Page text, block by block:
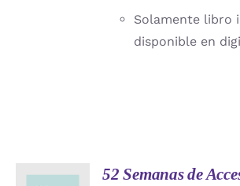
Solamente libro
disponible en
52 Semanas de